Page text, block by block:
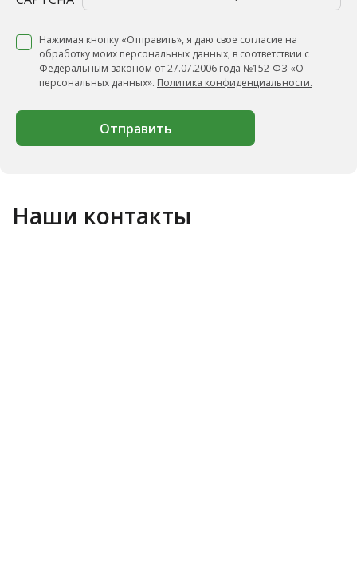
Нажимая кнопку «Отправить», я даю свое согласие на
обработку моих персональных данных, в соответствии с
Федеральным законом от 27.07.2006 года №152-ФЗ «О
персональных данных». Политика конфиденциальности.
Отправить
Наши контакты